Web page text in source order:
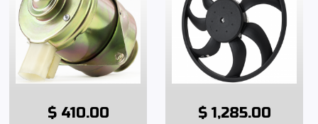
$ 410.00 $ 1,285.00